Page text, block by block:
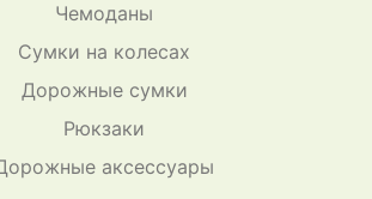
Чемоданы
Сумки на колесах
Дорожные сумки
Рюкзаки
аксессуары